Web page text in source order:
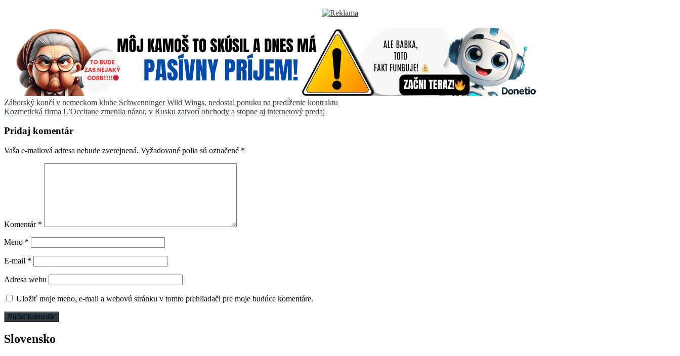
Navigácia
v
článku
Záborský končí v nemeckom klube Schwenninger Wild Wings, nedostal ponuku na predĺženie kontraktu
Kozmetická firma L’Occitane zmenila názor, v Rusku zatvorí obchody a stopne aj internetový predaj
Pridaj komentár
Vaša e-mailová adresa nebude zverejnená. Vyžadované polia sú označené *
Komentár *
Meno *
E-mail *
Adresa webu
Uložiť moje meno, e-mail a webovú stránku v tomto prehliadači pre moje budúce komentáre.
Slovensko